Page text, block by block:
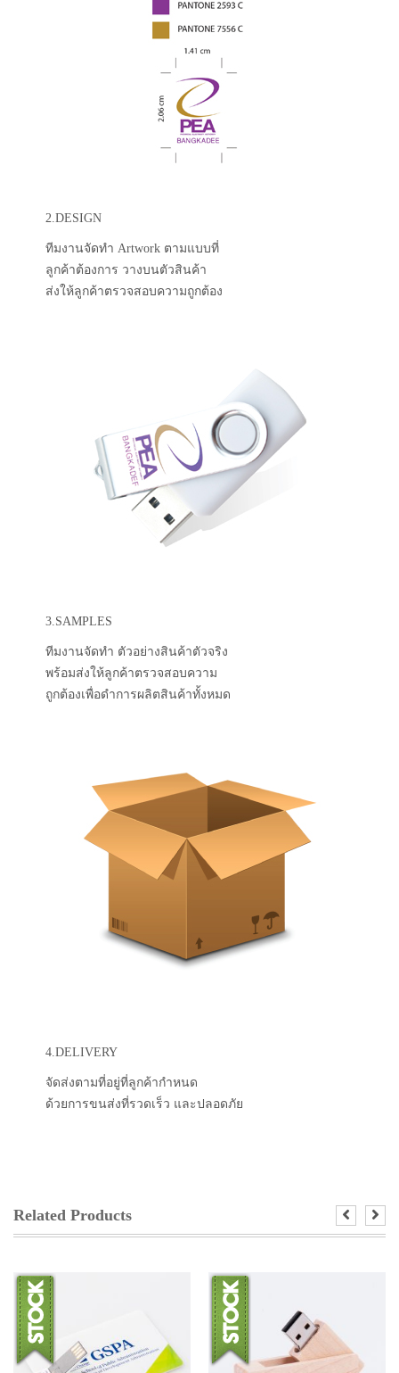
2.DESIGN
ทีมงานจัดทำ Artwork ตามแบบที่
ลูกค้าต้องการ วางบนตัวสินค้า
ส่งให้ลูกค้าตรวจสอบความถูกต้อง
3.SAMPLES
ทีมงานจัดทำ ตัวอย่างสินค้าตัวจริง
พร้อมส่งให้ลูกค้าตรวจสอบความ
ถูกต้องเพื่อดำการผลิตสินค้าทั้งหมด
4.DELIVERY
จัดส่งตามที่อยู่ที่ลูกค้ากำหนด
ด้วยการขนส่งที่รวดเร็ว และปลอดภัย
Related Products